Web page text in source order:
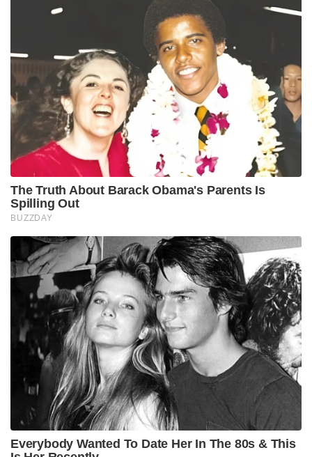
The Truth About Barack Obama's Parents Is
Spilling Out
BUZZDAY
Everybody Wanted To Date Her In The 80s & This